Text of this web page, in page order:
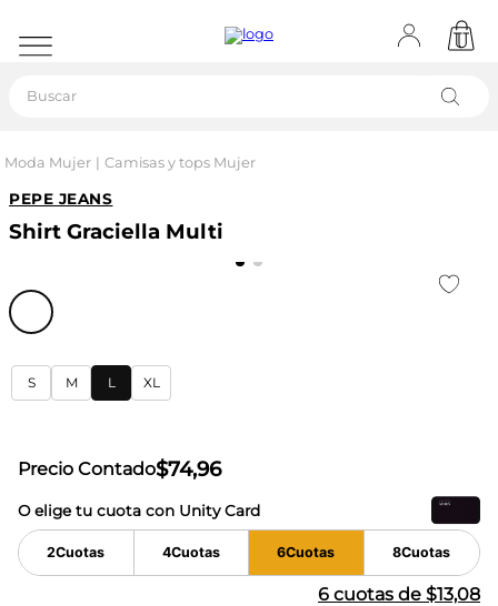
Moda Mujer Camisas y tops Mujer
PEPE JEANS
Shirt Graciella Multi
S M L XL
Precio Contado$74,96
O elige tu cuota con Unity Card
2Cuotas 4Cuotas 6Cuotas 8Cuotas
6 cuotas de $13,08